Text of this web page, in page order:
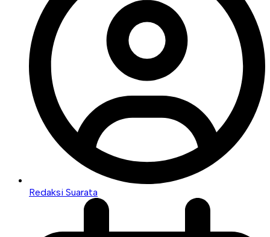
Redaksi Suarata